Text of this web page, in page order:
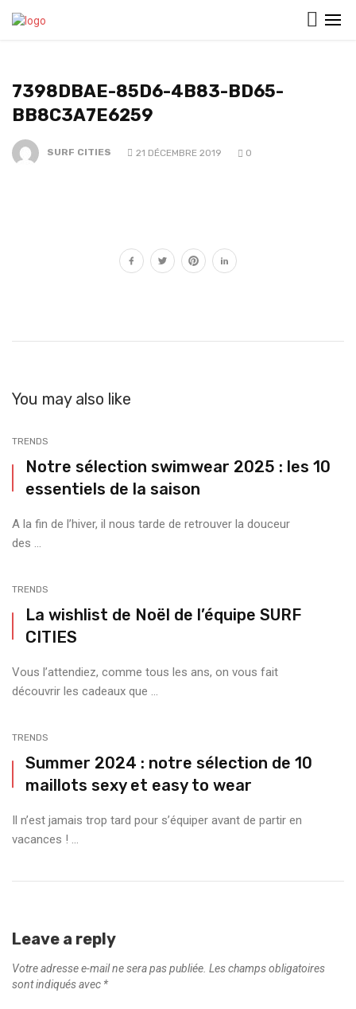
7398DBAE-85D6-4B83-BD65-
BB8C3A7E6259
SURF CITIES 21 DÉCEMBRE 2019 0
You may also like
TRENDS
Notre sélection swimwear 2025 : les 10
essentiels de la saison
A la fin de l’hiver, il nous tarde de retrouver la douceur
des ...
TRENDS
La wishlist de Noël de l’équipe SURF
CITIES
Vous l’attendiez, comme tous les ans, on vous fait
découvrir les cadeaux que ...
TRENDS
Summer 2024 : notre sélection de 10
maillots sexy et easy to wear
Il n’est jamais trop tard pour s’équiper avant de partir en
vacances ! ...
Leave a reply
Votre adresse e-mail ne sera pas publiée. Les champs obligatoires
sont indiqués avec *